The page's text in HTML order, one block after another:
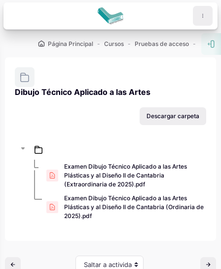
Página Principal Cursos Pruebas de acceso PAU -
Dibujo Técnico Aplicado a las Artes
Descargar carpeta
Examen Dibujo Técnico Aplicado a las Artes
Plásticas y al Diseño II de Cantabria
(Extraordinaria de 2025).pdf
Examen Dibujo Técnico Aplicado a las Artes
Plásticas y al Diseño II de Cantabria (Ordinaria de
2025).pdf
Saltar a actividad